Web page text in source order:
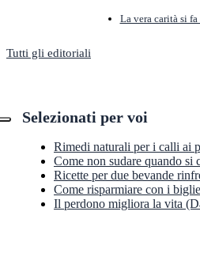
La vera carità si
Tutti gli editoriali
Selezionati per voi
Rimedi naturali per i calli ai
Come non sudare quando si
Ricette per due bevande
Come risparmiare con i
Il perdono migliora la vita